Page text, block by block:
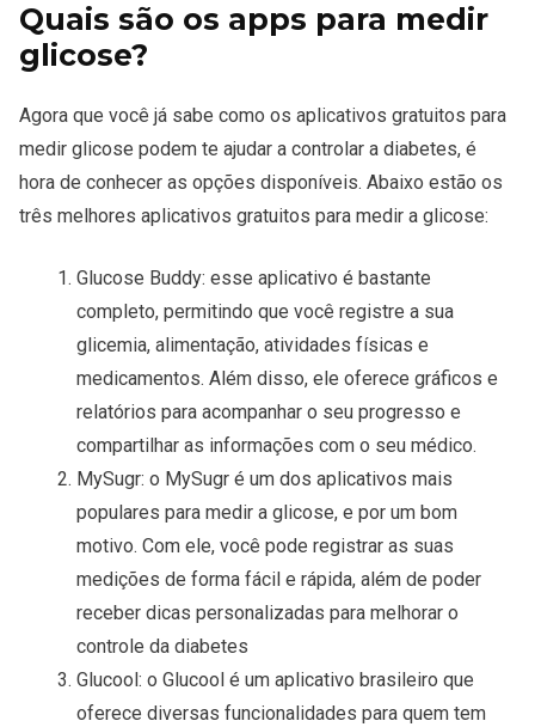
Quais são os apps para medir
glicose?
Agora que você já sabe como os aplicativos gratuitos para
medir glicose podem te ajudar a controlar a diabetes, é
hora de conhecer as opções disponíveis. Abaixo estão os
três melhores aplicativos gratuitos para medir a glicose:
Glucose Buddy: esse aplicativo é bastante
completo, permitindo que você registre a sua
glicemia, alimentação, atividades físicas e
medicamentos. Além disso, ele oferece gráficos e
relatórios para acompanhar o seu progresso e
compartilhar as informações com o seu médico.
MySugr: o MySugr é um dos aplicativos mais
populares para medir a glicose, e por um bom
motivo. Com ele, você pode registrar as suas
medições de forma fácil e rápida, além de poder
receber dicas personalizadas para melhorar o
controle da diabetes
Glucool: o Glucool é um aplicativo brasileiro que
oferece diversas funcionalidades para quem tem